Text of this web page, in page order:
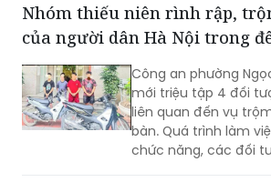
Nguyễn Quang Vinh
Mạnh Cường (SN
Nhóm thiếu niên rình rập,
của người dân Hà Nội trong
Công an phường
mới triệu tập 4 đối
liên quan đến vụ
bàn. Quá trình làm
chức năng, các đối